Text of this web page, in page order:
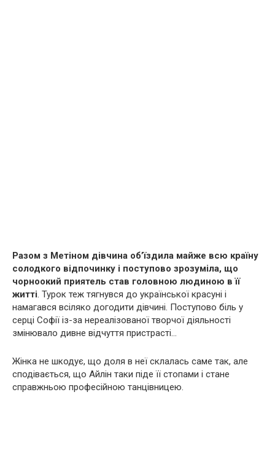
Разом з Метіном дівчина об’їздила майже всю країну
солодкого відпочинку і поступово зрозуміла, що
чорноокий приятель став головною людиною в її
житті. Турок теж тягнувся до української красуні і
намагався всіляко догодити дівчині. Поступово біль у
серці Софії із-за нереалізованої творчої діяльності
змінювало дивне відчуття пристрасті…
Жінка не шкодує, що доля в неї склалась саме так, але
сподівається, що Айлін таки піде її стопами і стане
справжньою професійною танцівницею.